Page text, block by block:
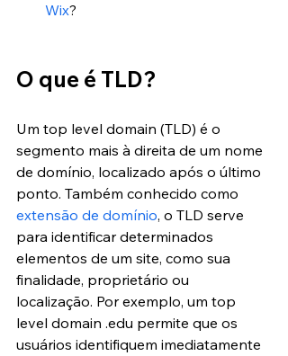
Wix?
O que é TLD?
Um top level domain (TLD) é o
segmento mais à direita de um nome
de domínio, localizado após o último
ponto. Também conhecido como
extensão de domínio, o TLD serve
para identificar determinados
elementos de um site, como sua
finalidade, proprietário ou
localização. Por exemplo, um top
level domain .edu permite que os
usuários identifiquem imediatamente